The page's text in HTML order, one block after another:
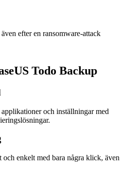
efter en ransomware-attack
Todo Backup
och inställningar med
och enkelt med bara några klick, även